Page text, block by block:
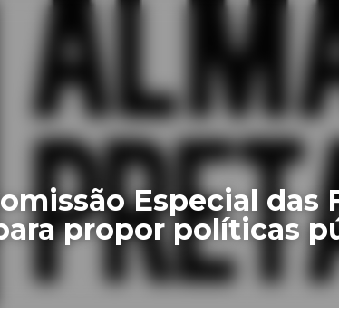
Especial das
propor políticas